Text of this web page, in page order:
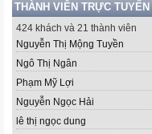
THÀNH VIÊN TRỰC TUYẾN
424 khách và 21 thành viên
Nguyễn Thị Mộng Tuyền
Ngô Thị Ngân
Phạm Mỹ Lợi
Nguyễn Ngọc Hải
lê thị ngọc dung